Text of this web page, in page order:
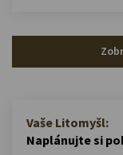
Vaše Litomyšl:
Naplánujte si